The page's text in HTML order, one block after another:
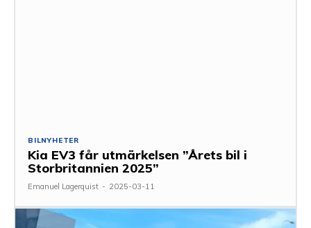
BILNYHETER
Kia EV3 får utmärkelsen ”Årets bil i
Storbritannien 2025”
Emanuel Lagerquist - 2025-03-11